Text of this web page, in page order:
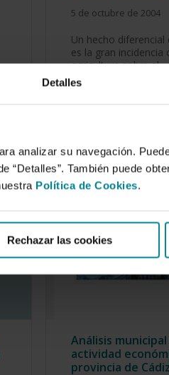
Detalles
analizar su navegación.
“Detalles”. También puede
Política de Cookies.
Rechazar las cookies
5 de octubre de 2004
Un hecho diferencial
es la gran incidencia
agricultura sobre el…
Análisis
actividad
provincia de Cádiz